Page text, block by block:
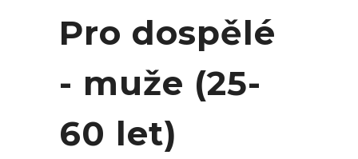
Pro dospělé
- muže (25-
60 let)